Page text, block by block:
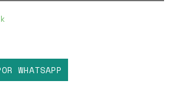
WHATSAPP